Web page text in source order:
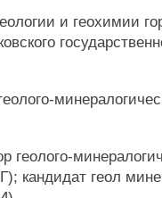
и геохимии
геолого-
кандидат геол